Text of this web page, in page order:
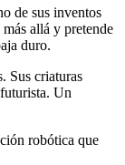
de sus inventos
allá y pretende
duro.
Sus criaturas
Un
robótica que